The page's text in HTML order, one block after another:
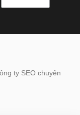
ty SEO chuyên